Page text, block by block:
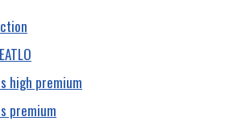
high premium
premium